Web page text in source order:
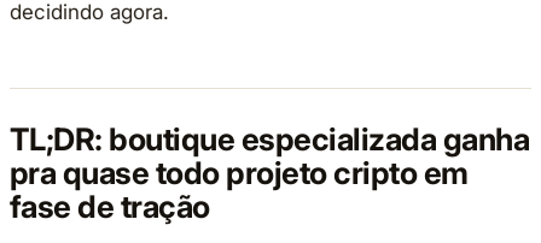
decidindo agora.
TL;DR: boutique especializada ganha
pra quase todo projeto cripto em
fase de tração